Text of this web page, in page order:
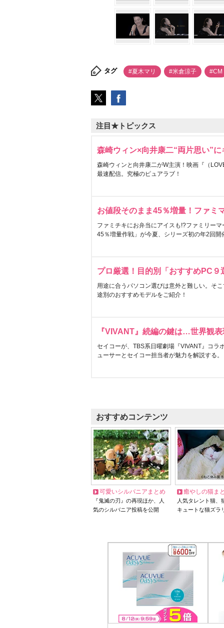
タグ #夏木マリ #米倉涼子 #CM
注目★トピックス
森崎ウィン×向井康二“両片思い”
森崎ウィンと向井康二がW主演！映画『（
最速配信。究極のピュアラブ！
お値段そのまま45％増量！ファミ
ファミチキにお弁当にアイスも!?ファミリー
45％増量作戦」が今夏、シリーズ初の年2回開
プロ厳選！目的別「おすすめPC９
用途に合うパソコン選びは意外と難しい。そ
途別のおすすめモデルをご紹介！
『VIVANT』続編の鍵は…世界観
セイコーが、TBS系日曜劇場『VIVANT』コラ
ューサーとセイコー担当者が魅力を解説する。
おすすめコンテンツ
可愛いシルバニアまとめ
『鬼滅の刃』の再現ほか、人
気のシルバニア投稿を公開
癒やしの猫ま
人気タレント猫
キュートな猫ズラ